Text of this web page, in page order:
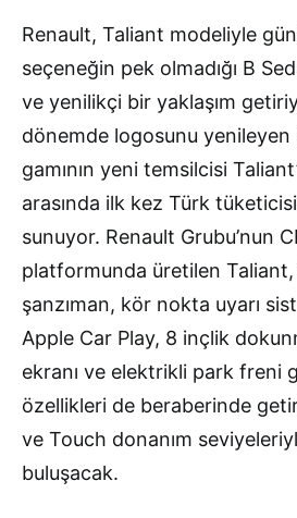
Renault, Taliant modeliyle
seçeneğin pek olmadığı B
ve yenilikçi bir yaklaşım
dönemde logosunu yenileyen
gamının yeni temsilcisi
arasında ilk kez Türk
sunuyor. Renault Grubu’nun
platformunda üretilen
şanzıman, kör nokta uyarı
Apple Car Play, 8 inçlik
ekranı ve elektrikli park freni
özellikleri de beraberinde
ve Touch donanım
buluşacak.